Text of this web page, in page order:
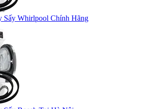
Sấy Whirlpool Chính Hãng